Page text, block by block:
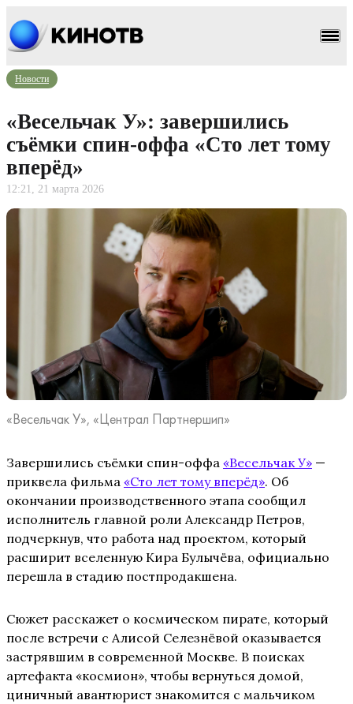
Новости
«Весельчак У»: завершились
съёмки спин-оффа «Сто лет тому
вперёд»
12:21, 21 марта 2026
«Весельчак У», «Централ Партнершип»
Завершились съёмки спин-оффа «Весельчак У» —
приквела фильма «Сто лет тому вперёд». Об
окончании производственного этапа сообщил
исполнитель главной роли Александр Петров,
подчеркнув, что работа над проектом, который
расширит вселенную Кира Булычёва, официально
перешла в стадию постпродакшена.
Сюжет расскажет о космическом пирате, который
после встречи с Алисой Селезнёвой оказывается
застрявшим в современной Москве. В поисках
артефакта «космион», чтобы вернуться домой,
циничный авантюрист знакомится с мальчиком